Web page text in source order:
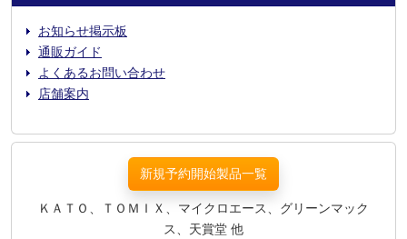
お知らせ掲示板
通販ガイド
よくあるお問い合わせ
店舗案内
新規予約開始製品一覧
ＫＡＴＯ、ＴＯＭＩＸ、マイクロエース、グリーンマック
ス、天賞堂 他